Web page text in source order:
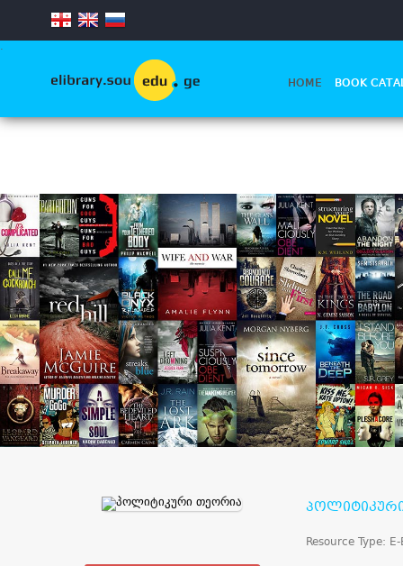
.
HOME BOOK
Resource Type: